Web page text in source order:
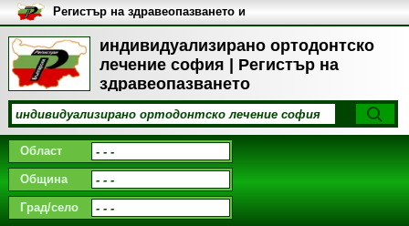
индивидуализирано ортодонтско
лечение софия | Регистър на
здравеопазването
Регистър на здравеопазването и
медицинските заведения в
България
Област
Община
Град/село